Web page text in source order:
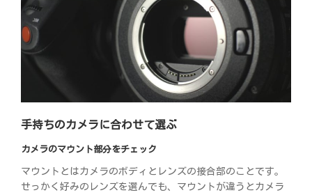
手持ちのカメラに合わせて選ぶ
カメラのマウント部分をチェック
マウントとはカメラのボディとレンズの接合部のことです。
せっかく好みのレンズを選んでも、マウントが違うとカメラ